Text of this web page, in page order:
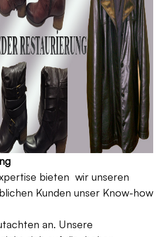
bieten wir unseren
Kunden unser Know-how
an. Unsere